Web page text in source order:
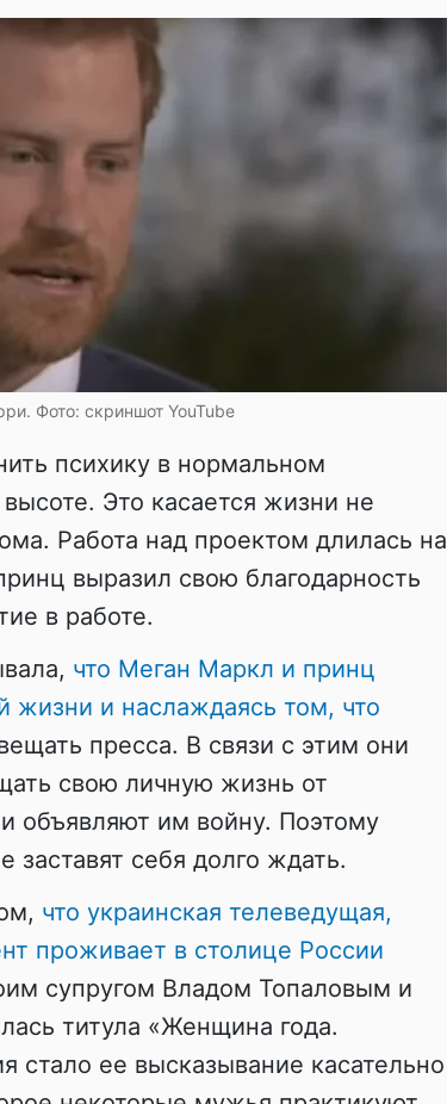
Фото: скриншот YouTube
психику в нормальном
Это касается жизни не
Работа над проектом длилась на
выразил свою благодарность
в работе.
что Меган Маркл и принц
жизни и наслаждаясь том, что
пресса. В связи с этим они
свою личную жизнь от
объявляют им войну. Поэтому
заставят себя долго ждать.
что украинская телеведущая,
проживает в столице России
супругом Владом Топаловым и
титула «Женщина года.
стало ее высказывание касательно